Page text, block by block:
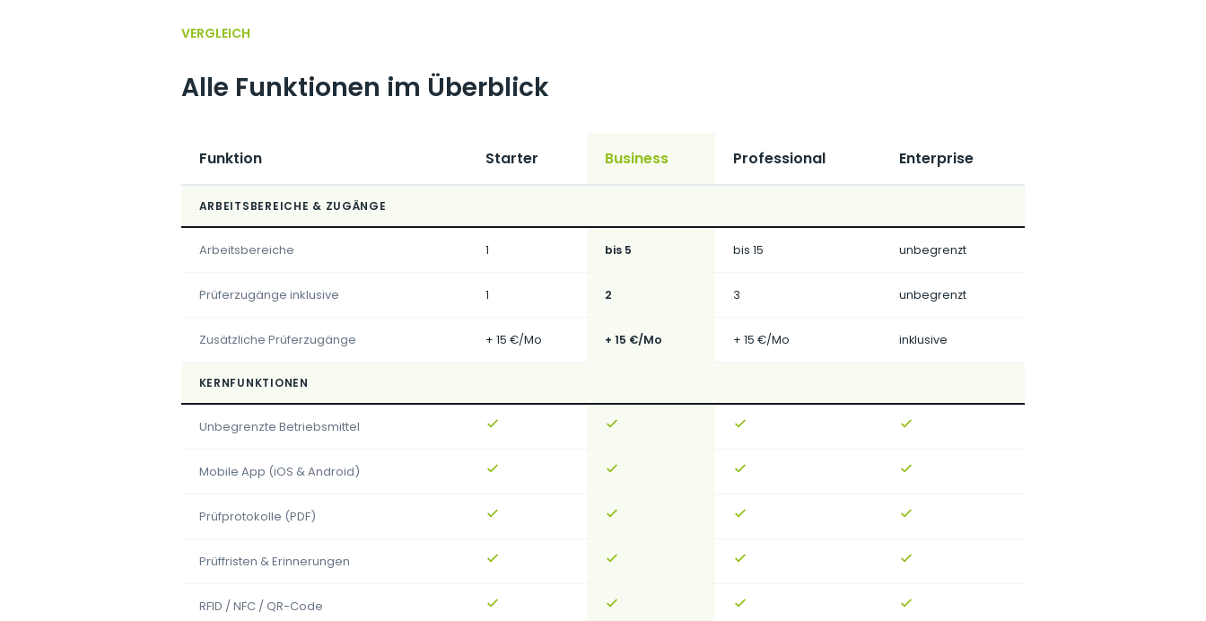
VERGLEICH
Alle Funktionen im Überblick
Funktion Starter Business Professional Enterprise
ARBEITSBEREICHE & ZUGÄNGE
Arbeitsbereiche 1 bis 5 bis 15 unbegrenzt
Prüferzugänge inklusive 1 2 3 unbegrenzt
Zusätzliche Prüferzugänge + 15 €/Mo + 15 €/Mo + 15 €/Mo inklusive
KERNFUNKTIONEN
Unbegrenzte Betriebsmittel
Mobile App (iOS & Android)
Prüfprotokolle (PDF)
Prüffristen & Erinnerungen
RFID / NFC / QR-Code